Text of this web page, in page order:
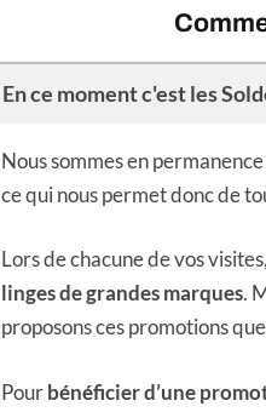
En ce moment c'est les
Nous sommes en
ce qui nous permet donc de
Lors de chacune de vos
linges de grandes marques.
proposons ces promotions
Pour bénéficier d’une